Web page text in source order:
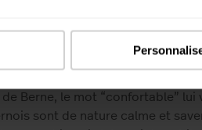
AUX OIGNONS
de Berne, le mot “confortable”
sont de nature calme et